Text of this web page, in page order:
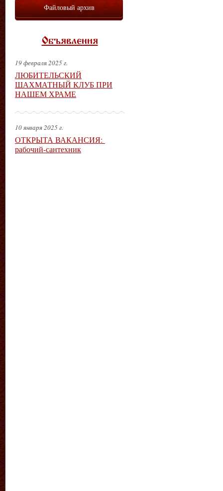
Файловый архив
Объявления
19 февраля 2025 г.
ЛЮБИТЕЛЬСКИЙ
ШАХМАТНЫЙ КЛУБ ПРИ
НАШЕМ ХРАМЕ
10 января 2025 г.
ОТКРЫТА ВАКАНСИЯ:
рабочий-сантехник